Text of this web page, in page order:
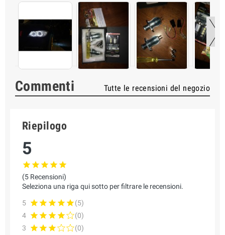
Commenti Tutte le recensioni del negozio
Riepilogo
5
(5 Recensioni)
Seleziona una riga qui sotto per filtrare le recensioni.
5
(5)
4
(0)
3
(0)